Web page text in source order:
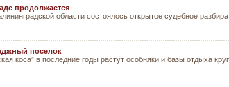
продолжается
области состоялось открытое судебное
поселок
коса” в последние годы растут особняки и базы отдыха